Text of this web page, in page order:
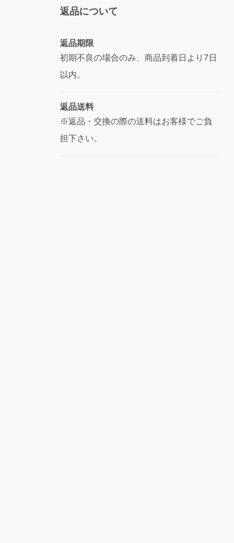
返品について
返品期限
初期不良の場合のみ、商品到着日より7日
以内。
返品送料
※返品・交換の際の送料はお客様でご負
担下さい。